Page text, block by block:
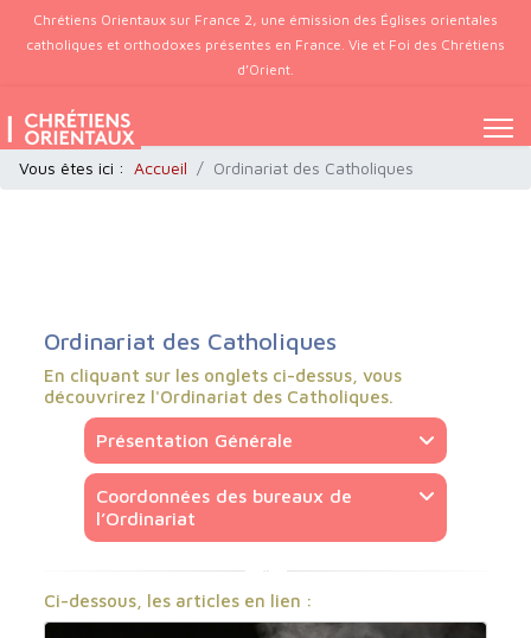
Chrétiens Orientaux sur France 2, une émission des Églises orientales
catholiques et orthodoxes présentes en France. Vie et Foi des Chrétiens
d’Orient.
Vous êtes ici : Accueil Ordinariat des Catholiques
Ordinariat des Catholiques
En cliquant sur les onglets ci-dessus, vous
découvrirez l'Ordinariat des Catholiques.
Présentation Générale
Coordonnées des bureaux de
l’Ordinariat
Ci-dessous, les articles en lien :